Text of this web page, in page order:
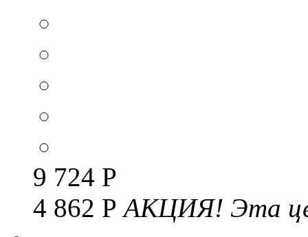
9 724 Р
4 862 РАКЦИЯ! Эта